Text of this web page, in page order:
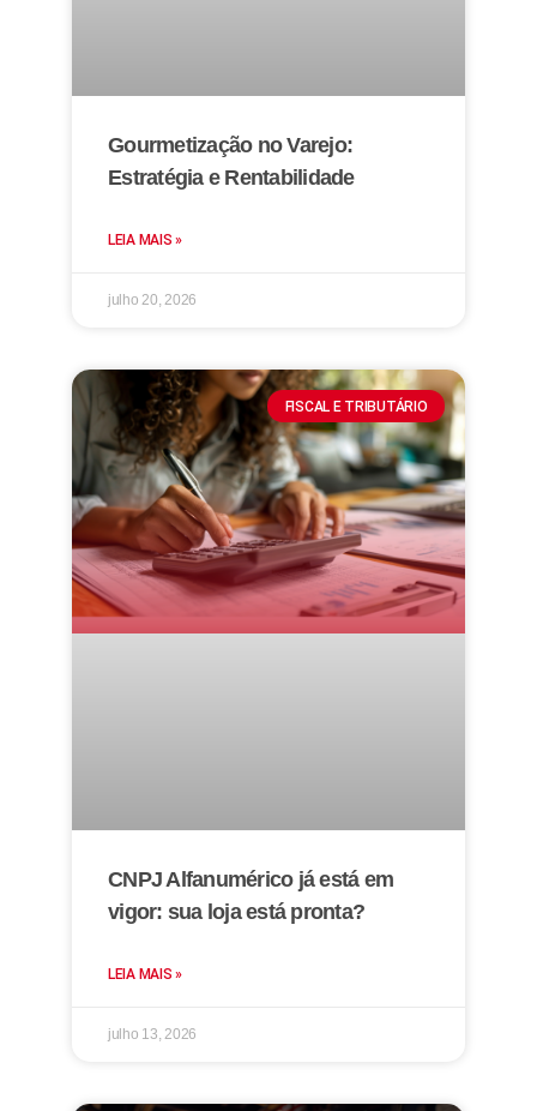
Gourmetização no Varejo:
Estratégia e Rentabilidade
LEIA MAIS »
julho 20, 2026
FISCAL E TRIBUTÁRIO
CNPJ Alfanumérico já está em
vigor: sua loja está pronta?
LEIA MAIS »
julho 13, 2026